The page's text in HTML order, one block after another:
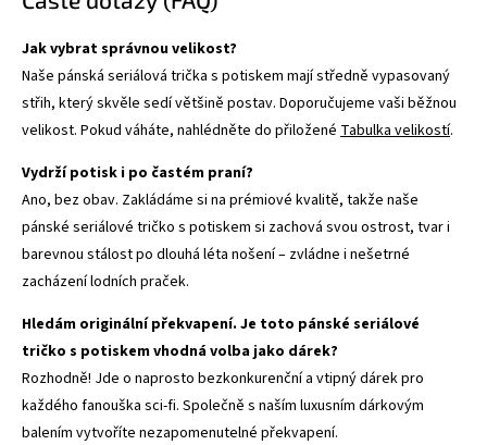
Jak vybrat správnou velikost?
Naše pánská seriálová trička s potiskem mají středně vypasovaný
střih, který skvěle sedí většině postav. Doporučujeme vaši běžnou
velikost. Pokud váháte, nahlédněte do přiložené Tabulka velikostí.
Vydrží potisk i po častém praní?
Ano, bez obav. Zakládáme si na prémiové kvalitě, takže naše
pánské seriálové tričko s potiskem si zachová svou ostrost, tvar i
barevnou stálost po dlouhá léta nošení – zvládne i nešetrné
zacházení lodních praček.
Hledám originální překvapení. Je toto pánské seriálové
tričko s potiskem vhodná volba jako dárek?
Rozhodně! Jde o naprosto bezkonkurenční a vtipný dárek pro
každého fanouška sci-fi. Společně s naším luxusním dárkovým
balením vytvoříte nezapomenutelné překvapení.